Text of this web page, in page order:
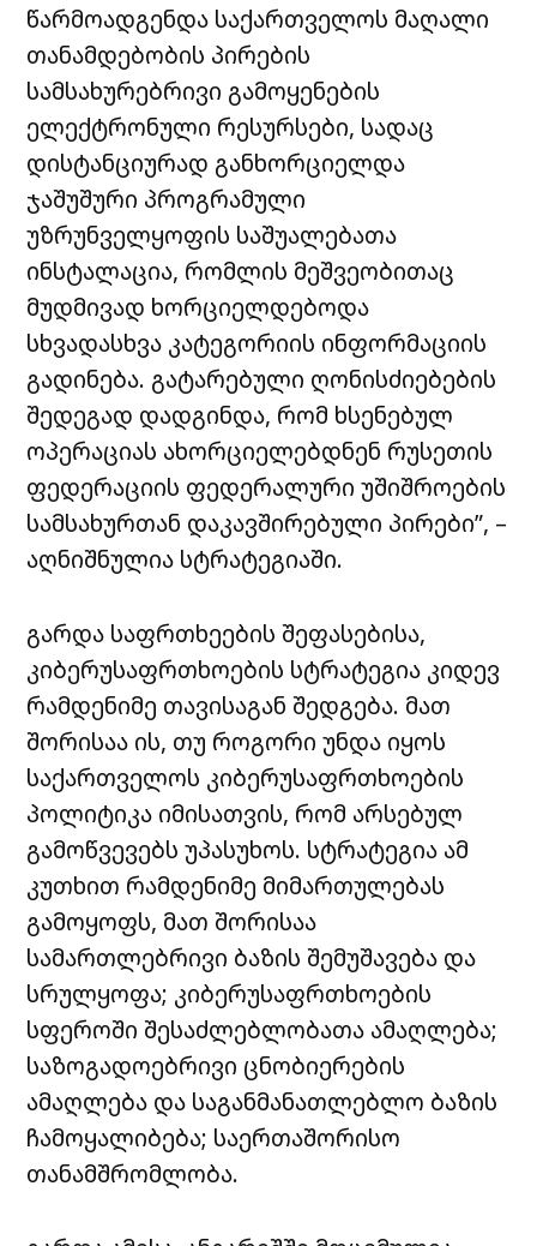
წარმოადგენდა საქართველოს მაღალი
თანამდებობის პირების
სამსახურებრივი გამოყენების
ელექტრონული რესურსები, სადაც
დისტანციურად განხორციელდა
ჯაშუშური პროგრამული
უზრუნველყოფის საშუალებათა
ინსტალაცია, რომლის მეშვეობითაც
მუდმივად ხორციელდებოდა
სხვადასხვა კატეგორიის ინფორმაციის
გადინება. გატარებული ღონისძიებების
შედეგად დადგინდა, რომ ხსენებულ
ოპერაციას ახორციელებდნენ რუსეთის
ფედერაციის ფედერალური უშიშროების
სამსახურთან დაკავშირებული პირები”, –
აღნიშნულია სტრატეგიაში.
გარდა საფრთხეების შეფასებისა,
კიბერუსაფრთხოების სტრატეგია კიდევ
რამდენიმე თავისაგან შედგება. მათ
შორისაა ის, თუ როგორი უნდა იყოს
საქართველოს კიბერუსაფრთხოების
პოლიტიკა იმისათვის, რომ არსებულ
გამოწვევებს უპასუხოს. სტრატეგია ამ
კუთხით რამდენიმე მიმართულებას
გამოყოფს, მათ შორისაა
სამართლებრივი ბაზის შემუშავება და
სრულყოფა; კიბერუსაფრთხოების
სფეროში შესაძლებლობათა ამაღლება;
საზოგადოებრივი ცნობიერების
ამაღლება და საგანმანათლებლო ბაზის
ჩამოყალიბება; საერთაშორისო
თანამშრომლობა.